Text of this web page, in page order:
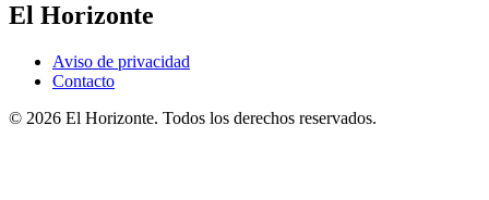
El Horizonte
Aviso de privacidad
Contacto
© 2026 El Horizonte. Todos los derechos reservados.